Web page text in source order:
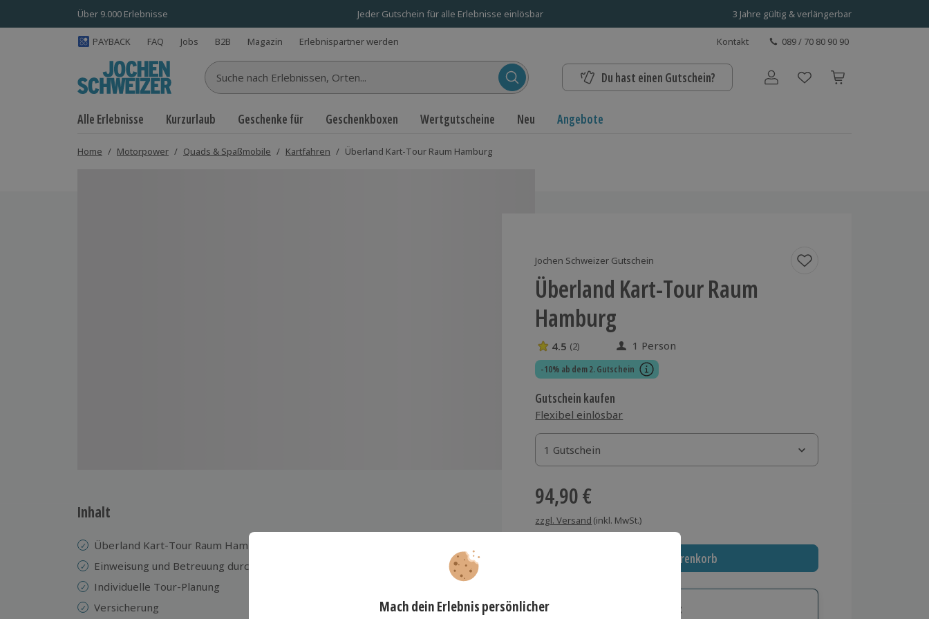
Über 9.000 Erlebnisse Jeder Gutschein für alle Erlebnisse einlösbar 3 Jahre gültig & verlängerbar
PAYBACK FAQ Jobs B2B Magazin Erlebnispartner werden Kontakt 089 / 70 80 90 90
Suche nach Erlebnissen... Du hast einen Gutschein? Benutzerkonto
Alle Erlebnisse Kurzurlaub Geschenke für Geschenkboxen Wertgutscheine Neu Angebote
Home / Motorpower / Quads & Spaßmobile / Kartfahren / Überland Kart-Tour Raum Hamburg
Jochen Schweizer Gutschein
Überland Kart-Tour Raum
Hamburg
4.5 Sterne von 5 aus 2 Bewertungen
4.5 (2) 1 Person
-10% ab dem 2. Gutschein
Gutschein kaufen
Flexibel einlösbar
1 Gutschein
1 Gutschein
1 Gutschein
94,90 €
zzgl. Versand (inkl. MwSt.)
In den Warenkorb
Immer das richtige Geschenk:
Inhalt
Überland Kart-Tour Raum Hamburg
Einweisung und Betreuung durch einen Guide
Individuelle Tour-Planung
Versicherung